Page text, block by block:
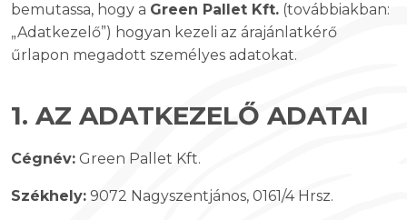
bemutassa, hogy a Green Pallet Kft. (továbbiakban:
„Adatkezelő”) hogyan kezeli az árajánlatkérő
űrlapon megadott személyes adatokat.
1. AZ ADATKEZELŐ ADATAI
Cégnév: Green Pallet Kft.
Székhely: 9072 Nagyszentjános, 0161/4 Hrsz.